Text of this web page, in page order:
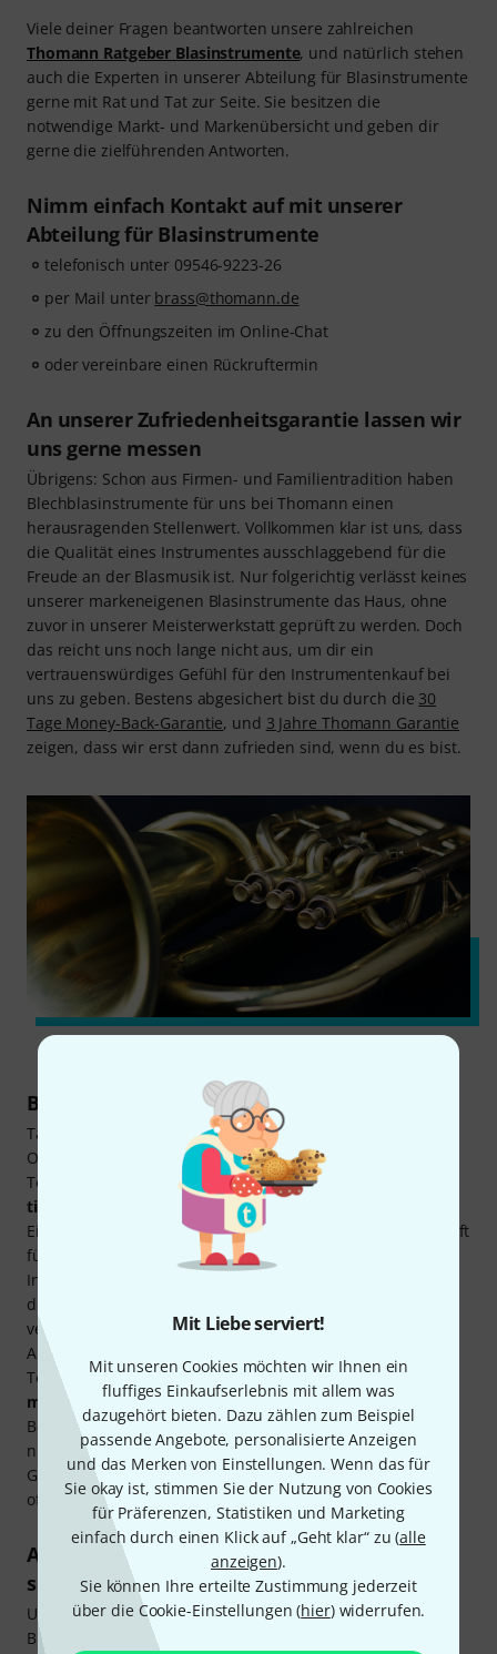
Mit Liebe serviert!
Mit unseren Cookies möchten wir Ihnen ein
fluffiges Einkaufserlebnis mit allem was
dazugehört bieten. Dazu zählen zum Beispiel
passende Angebote, personalisierte Anzeigen
und das Merken von Einstellungen. Wenn das für
Sie okay ist, stimmen Sie der Nutzung von Cookies
für Präferenzen, Statistiken und Marketing
einfach durch einen Klick auf „Geht klar“ zu (alle
anzeigen).
Sie können Ihre erteilte Zustimmung jederzeit
über die Cookie-Einstellungen (hier) widerrufen.
Viele deiner Fragen beantworten unsere zahlreichen
Thomann Ratgeber Blasinstrumente, und natürlich stehen
auch die Experten in unserer Abteilung für Blasinstrumente
gerne mit Rat und Tat zur Seite. Sie besitzen die
notwendige Markt- und Markenübersicht und geben dir
gerne die zielführenden Antworten.
Nimm einfach Kontakt auf mit unserer
Abteilung für Blasinstrumente
telefonisch unter 09546-9223-26
per Mail unter brass@thomann.de
zu den Öffnungszeiten im Online-Chat
oder vereinbare einen Rückruftermin
An unserer Zufriedenheitsgarantie lassen wir
uns gerne messen
Übrigens: Schon aus Firmen- und Familientradition haben
Blechblasinstrumente für uns bei Thomann einen
herausragenden Stellenwert. Vollkommen klar ist uns, dass
die Qualität eines Instrumentes ausschlaggebend für die
Freude an der Blasmusik ist. Nur folgerichtig verlässt keines
unserer markeneigenen Blasinstrumente das Haus, ohne
zuvor in unserer Meisterwerkstatt geprüft zu werden. Doch
das reicht uns noch lange nicht aus, um dir ein
vertrauenswürdiges Gefühl für den Instrumentenkauf bei
uns zu geben. Bestens abgesichert bist du durch die 30
Tage Money-Back-Garantie, und 3 Jahre Thomann Garantie
zeigen, dass wir erst dann zufrieden sind, wenn du es bist.
Baritonhorn kaufen: Der tonale Grenzgänger
Tatsächlich ist das Baritonhorn ein tonaler Grenzgänger.
Obschon es über einweiteres Tonspektrum
Tenorhorn verfügt, kommt es vordringlich wegen des
tieferen
wärmeren Tonbereichs
Einsatz. In der
traditionellen Blasmusik
wird das Bariton oft
für Melodien und Gegenmelodien eingesetzt und in
Intervallen wie Terzen oder Sexten, aber auch unisono mit
dem Tenorhorn geführt. In der
vergessen und nimmt dort allenfalls einen Nischenplatz in
Anspruch. Wenn überhaupt, dann als Bindeglied zwischen
Tenor- und Bassstimme. Demgegenüber ist es in der
modernen Musikmaßgeblich populärer geworden.
Beispielsweise im Science-Fiction-Klassiker Jurassic Park
nimmt es sogar eine tragende Rolle ein, was nichts
Geringeres als ein Beweis dafür ist, dass das Baritonhorn
offensichtlich zukunftsfähig ist.
Althorn kaufen: Beim Marschieren leichter
spielbar
Unmittelbar nach der Erfindung der Ventile für
Blechblasinstrumente wurde auch das Althorn entwickelt.